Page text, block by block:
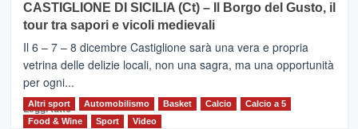
MOIO
ALCANTARA
–
Vivicittà,
alla
scoperta
del
territorio,
CASTIGLIONE DI SICILIA (Ct) – Il Borgo del Gusto, il
tour tra sapori e vicoli medievali
Il 6 – 7 – 8 dicembre Castiglione sarà una vera e propria
vetrina delle delizie locali, non una sagra, ma una opportunità
per ogni...
Leggi tuttoLeggi
di
Altri sport Automobilismo Basket Calcio
Calcio a 5
Food & Wine
Sport Video